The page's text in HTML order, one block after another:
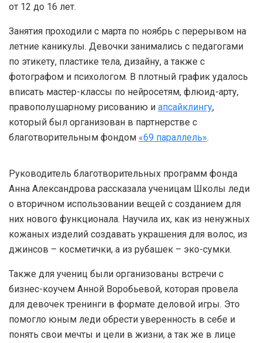
от 12 до 16 лет.
Занятия проходили с марта по ноябрь с перерывом на
летние каникулы. Девочки занимались с педагогами
по этикету, пластике тела, дизайну, а также с
фотографом и психологом. В плотный график удалось
вписать мастер-классы по нейросетям, флюид-арту,
правополушарному рисованию и апсайклингу,
который был организован в партнерстве с
благотворительным фондом «69 параллель».
Руководитель благотворительных программ фонда
Анна Александрова рассказала ученицам Школы леди
о вторичном использовании вещей с созданием для
них нового функционала. Научила их, как из ненужных
кожаных изделий создавать украшения для волос, из
джинсов – косметички, а из рубашек – эко-сумки.
Также для учениц были организованы встречи с
бизнес-коучем Анной Воробьевой, которая провела
для девочек тренинги в формате деловой игры. Это
помогло юным леди обрести уверенность в себе и
понять свои мечты и цели в жизни, а так же в лице